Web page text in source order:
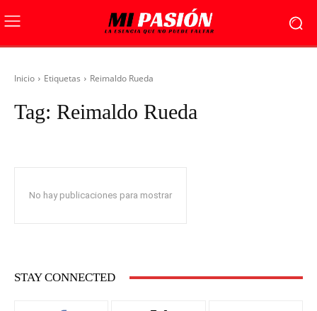
Inicio Etiquetas Reimaldo Rueda
Tag: Reimaldo Rueda
No hay publicaciones para mostrar
STAY CONNECTED